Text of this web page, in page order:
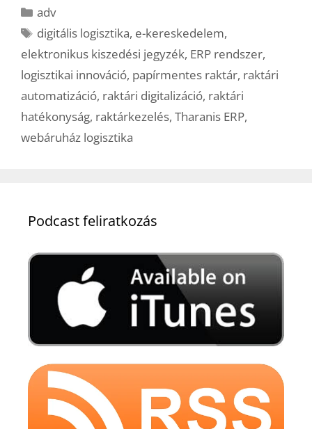
Kategória
adv
Címkék
digitális logisztika, e-kereskedelem,
elektronikus kiszedési jegyzék, ERP rendszer,
logisztikai innováció, papírmentes raktár, raktári
automatizáció, raktári digitalizáció, raktári
hatékonyság, raktárkezelés, Tharanis ERP,
webáruház logisztika
Podcast feliratkozás